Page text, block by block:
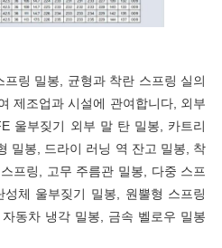
링 밀봉, 균형과 착란 스프링 실의
제조업과 시설에 관여합니다, 외부
울부짖기 외부 말 탄 밀봉, 카트리
밀봉, 드라이 러닝 역 잔고 밀봉, 착
프링, 고무 주름관 밀봉, 다중 스프
체 울부짖기 밀봉, 원뿔형 스프링
동차 냉각 밀봉, 금속 벨로우 밀봉